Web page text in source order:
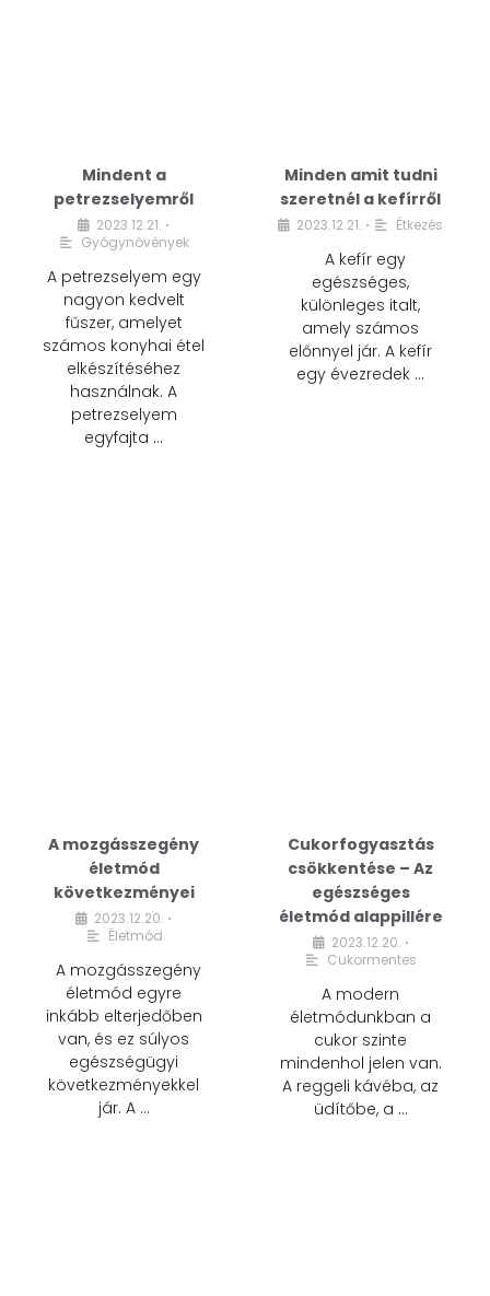
Mindent a
petrezselyemről
2023.12.21. •
Gyógynövények
A petrezselyem egy
nagyon kedvelt
fűszer, amelyet
számos konyhai étel
elkészítéséhez
használnak. A
petrezselyem
egyfajta …
Minden amit tudni
szeretnél a kefírről
2023.12.21. • Étkezés
A kefír egy
egészséges,
különleges italt,
amely számos
előnnyel jár. A kefír
egy évezredek …
A mozgásszegény
életmód
következményei
2023.12.20. •
Életmód
A mozgásszegény
életmód egyre
inkább elterjedőben
van, és ez súlyos
egészségügyi
következményekkel
jár. A …
Cukorfogyasztás
csökkentése – Az
egészséges
életmód alappillére
2023.12.20. •
Cukormentes
A modern
életmódunkban a
cukor szinte
mindenhol jelen van.
A reggeli kávéba, az
üdítőbe, a …